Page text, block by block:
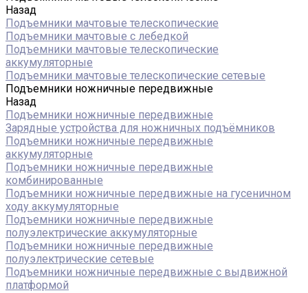
Назад
Подъемники мачтовые телескопические
Подъемники мачтовые с лебедкой
Подъемники мачтовые телескопические
аккумуляторные
Подъемники мачтовые телескопические сетевые
Подъемники ножничные передвижные
Назад
Подъемники ножничные передвижные
Зарядные устройства для ножничных подъёмников
Подъемники ножничные передвижные
аккумуляторные
Подъемники ножничные передвижные
комбинированные
Подъемники ножничные передвижные на гусеничном
ходу аккумуляторные
Подъемники ножничные передвижные
полуэлектрические аккумуляторные
Подъемники ножничные передвижные
полуэлектрические сетевые
Подъемники ножничные передвижные с выдвижной
платформой